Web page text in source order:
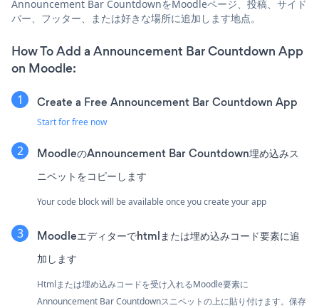
Announcement Bar CountdownをMoodleページ、投稿、サイド
バー、フッター、または好きな場所に追加します地点。
How To Add a Announcement Bar Countdown App
on Moodle:
Create a Free Announcement Bar Countdown App
Start for free now
MoodleのAnnouncement Bar Countdown埋め込みス
ニペットをコピーします
Your code block will be available once you create your app
Moodleエディターでhtmlまたは埋め込みコード要素に追
加します
Htmlまたは埋め込みコードを受け入れるMoodle要素に
Announcement Bar Countdownスニペットの上に貼り付けます。保存